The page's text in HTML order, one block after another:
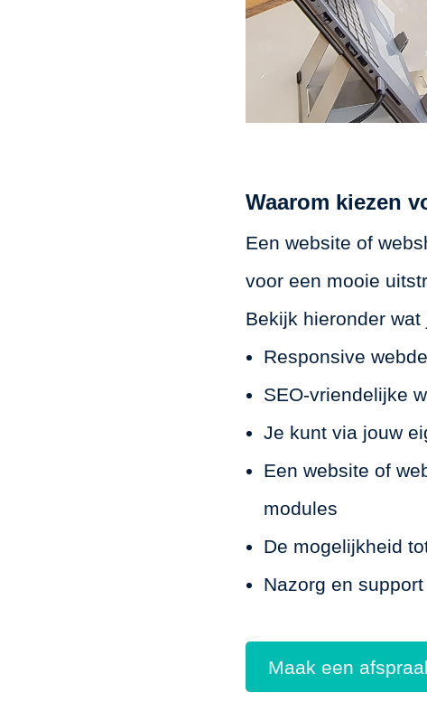
Waarom kiezen
Een website of
voor een mooie
Bekijk hieronder
Responsive
SEO-vriendelijke
Je kunt via jouw
Een website of
modules
De mogelijkheid
Nazorg en support
Maak een